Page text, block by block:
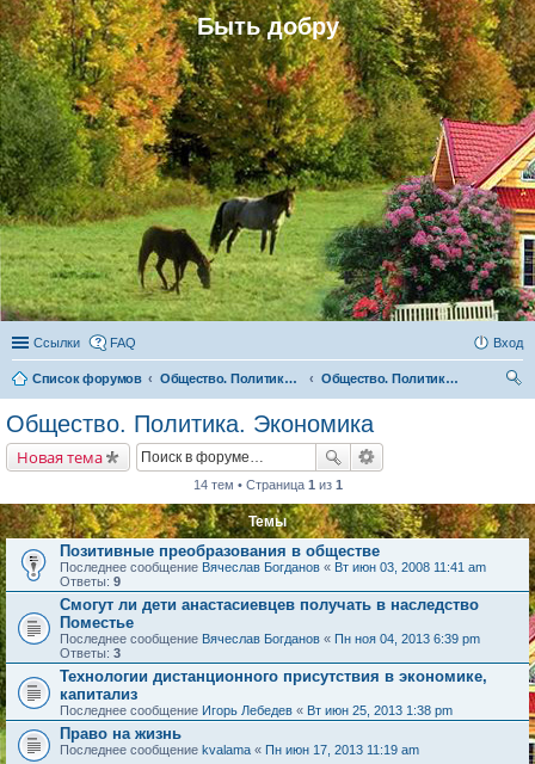
Быть добру
Ссылки FAQ Вход
Список форумов Общество. Политика. Экономика. Народовластие. Территориальные громады (общины)
Общество. Политика. Экономика
Общество. Политика. Экономика
Новая тема
14 тем • Страница 1 из 1
Темы
Позитивные преобразования в обществе
Последнее сообщение Вячеслав Богданов « Вт июн 03, 2008 11:41 am
Ответы: 9
Смогут ли дети анастасиевцев получать в наследство
Поместье
Последнее сообщение Вячеслав Богданов « Пн ноя 04, 2013 6:39 pm
Ответы: 3
Технологии дистанционного присутствия в экономике,
капитализ
Последнее сообщение Игорь Лебедев « Вт июн 25, 2013 1:38 pm
Право на жизнь
Последнее сообщение kvalama « Пн июн 17, 2013 11:19 am